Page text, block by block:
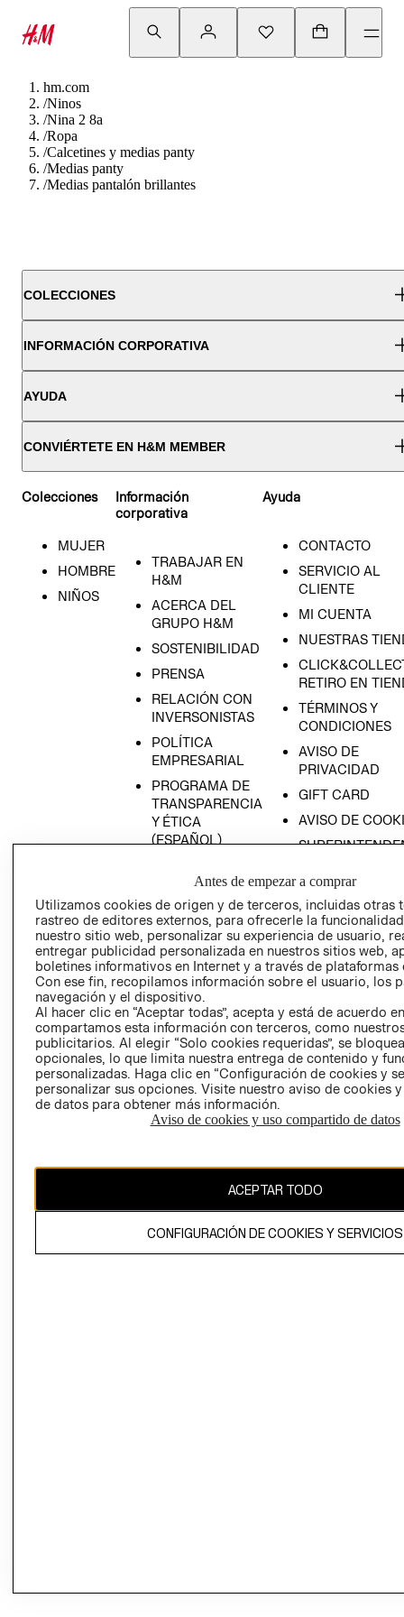
hm.com
/Ninos
/Nina 2 8a
/Ropa
/Calcetines y medias panty
/Medias panty
/Medias pantalón brillantes
COLECCIONES
INFORMACIÓN CORPORATIVA
AYUDA
CONVIÉRTETE EN H&M MEMBER
Colecciones
MUJER
HOMBRE
NIÑOS
Información
corporativa
TRABAJAR EN
H&M
ACERCA DEL
GRUPO H&M
SOSTENIBILIDAD
PRENSA
RELACIÓN CON
INVERSONISTAS
POLÍTICA
EMPRESARIAL
PROGRAMA DE
TRANSPARENCIA
Y ÉTICA
(ESPAÑOL)
TRANSPARENCIA
Y ÉTICA (INGLÉS)
Ayuda
CONTACTO
SERVICIO AL
CLIENTE
MI CUENTA
NUESTRAS
RETIRO EN
TÉRMINOS Y
CONDICIONES
AVISO DE
PRIVACIDAD
GIFT CARD
AVISO DE
COMERCIO - SIC
PETICIONES
QUEJAS Y
RECLAMOS
Colombia ($)
CAMBIAR REGIÓN
propiedad de H&M Hennes & Mauritz AB.
Antes de empezar a comprar
Utilizamos cookies de origen y de terceros, incluidas otras
rastreo de editores externos, para ofrecerle la
nuestro sitio web, personalizar su experiencia de usuario,
entregar publicidad personalizada en nuestros sitios web,
boletines informativos en Internet y a través de plataformas
Con ese fin, recopilamos información sobre el usuario, los
navegación y el dispositivo.
Al hacer clic en “Aceptar todas”, acepta y está de acuerdo
compartamos esta información con terceros, como
publicitarios. Al elegir “Solo cookies requeridas”, se
opcionales, lo que limita nuestra entrega de contenido y
personalizadas. Haga clic en “Configuración de cookies y
personalizar sus opciones. Visite nuestro aviso de cookies
de datos para obtener más información.
Aviso de cookies y uso compartido de datos
ACEPTAR TODO
CONFIGURACIÓN DE COOKIES Y SERVICIOS